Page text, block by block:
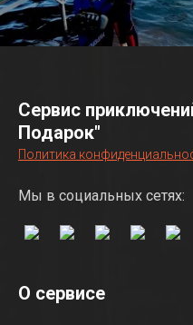
Сервис
Подарок"
Политика
Мы в социальных сетях:
О сервисе